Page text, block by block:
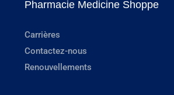
Pharmacie Medicine Shoppe
Carrières
Contactez-nous
Renouvellements